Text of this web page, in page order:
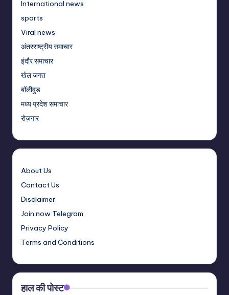
International news
sports
Viral news
अंतरराष्ट्रीय समाचार
इंदौर समाचार
खेल जगत
बॉलीवुड
मध्य प्रदेश समाचार
रोज़गार
About Us
Contact Us
Disclaimer
Join now Telegram
Privacy Policy
Terms and Conditions
हाल की पोस्ट